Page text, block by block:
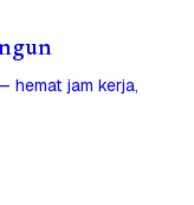
hemat jam kerja,